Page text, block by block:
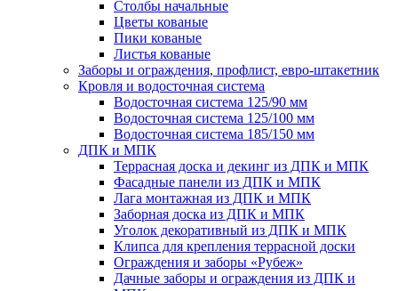
Столбы начальные
Цветы кованые
Пики кованые
Листья кованые
Заборы и ограждения, профлист, евро-штакетник
Кровля и водосточная система
Водосточная система 125/90 мм
Водосточная система 125/100 мм
Водосточная система 185/150 мм
ДПК и МПК
Террасная доска и декинг из ДПК и МПК
Фасадные панели из ДПК и МПК
Лага монтажная из ДПК и МПК
Заборная доска из ДПК и МПК
Уголок декоративный из ДПК и МПК
Клипса для крепления террасной доски
Ограждения и заборы «Рубеж»
Дачные заборы и ограждения из ДПК и